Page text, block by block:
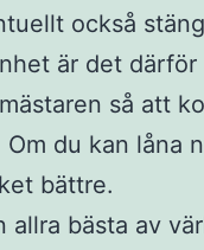
också
är det
så att
Om du kan låna
bättre.
allra bästa av